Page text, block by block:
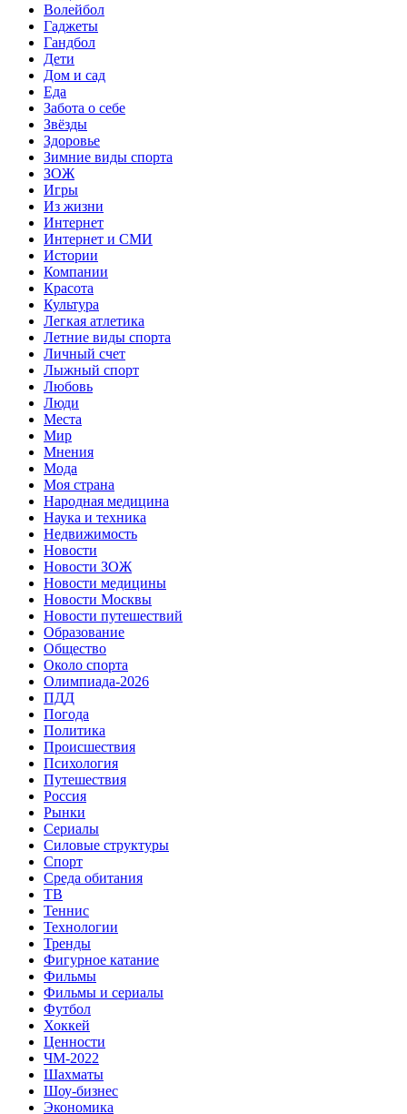
Волейбол
Гаджеты
Гандбол
Дети
Дом и сад
Еда
Забота о себе
Звёзды
Здоровье
Зимние виды спорта
ЗОЖ
Игры
Из жизни
Интернет
Интернет и СМИ
Истории
Компании
Красота
Культура
Легкая атлетика
Летние виды спорта
Личный счет
Лыжный спорт
Любовь
Люди
Места
Мир
Мнения
Мода
Моя страна
Народная медицина
Наука и техника
Недвижимость
Новости
Новости ЗОЖ
Новости медицины
Новости Москвы
Новости путешествий
Образование
Общество
Около спорта
Олимпиада-2026
ПДД
Погода
Политика
Происшествия
Психология
Путешествия
Россия
Рынки
Сериалы
Силовые структуры
Спорт
Среда обитания
ТВ
Теннис
Технологии
Тренды
Фигурное катание
Фильмы
Фильмы и сериалы
Футбол
Хоккей
Ценности
ЧМ-2022
Шахматы
Шоу-бизнес
Экономика